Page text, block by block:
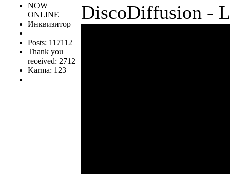
NOW
ONLINE
Инквизитор
Posts: 117112
Thank you
received: 2712
Karma: 123
DiscoDiffusion -